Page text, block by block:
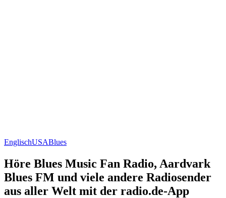
EnglischUSABlues
Höre Blues Music Fan Radio, Aardvark
Blues FM und viele andere Radiosender
aus aller Welt mit der radio.de-App